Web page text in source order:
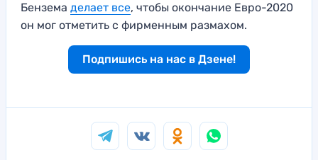
Бензема делает все, чтобы окончание Евро-2020
он мог отметить с фирменным размахом.
Подпишись на нас в Дзене!